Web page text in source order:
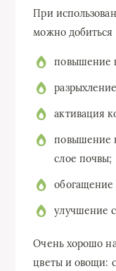
При
можно
повышение
активация
повышение
слое почвы;
обогащение
улучшение
Очень хорошо
цветы и овощи: